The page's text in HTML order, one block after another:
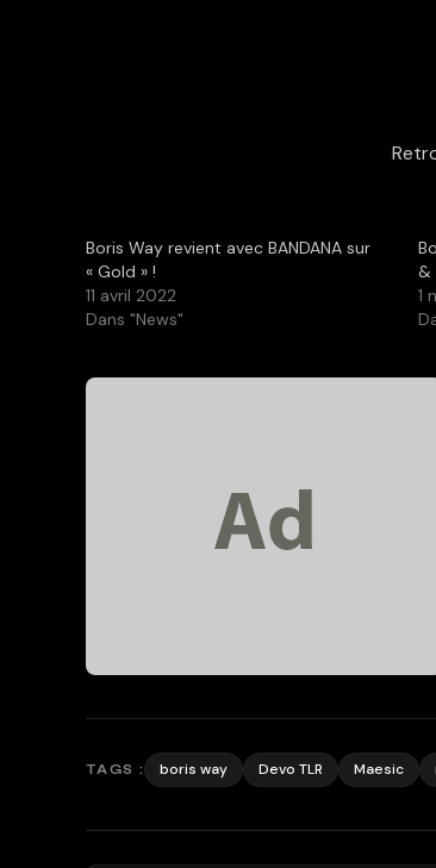
Boris Way revient avec BANDANA sur
« Gold » !
11 avril 2022
Dans "News"
&
1
TAGS : boris way Devo TLR Maesic